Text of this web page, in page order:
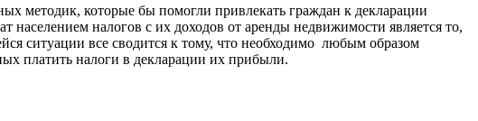
методик, которые бы помогли привлекать граждан к декларации
населением налогов с их доходов от аренды недвижимости является то,
ситуации все сводится к тому, что необходимо любым образом
платить налоги в декларации их прибыли.